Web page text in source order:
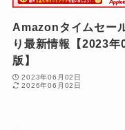
Amazonタイムセー
り最新情報【2023年
版】
2023年06月02日
2026年06月02日